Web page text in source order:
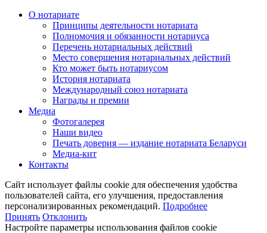
О нотариате
Принципы деятельности нотариата
Полномочия и обязанности нотариуса
Перечень нотариальных действий
Место совершения нотариальных действий
Кто может быть нотариусом
История нотариата
Международный союз нотариата
Награды и премии
Медиа
Фотогалерея
Наши видео
Печать доверия — издание нотариата Беларуси
Медиа-кит
Контакты
Сайт использует файлы cookie для обеспечения удобства
пользователей сайта, его улучшения, предоставления
персонализированных рекомендаций. Подробнее
Принять Отклонить
Настройте параметры использования файлов cookie